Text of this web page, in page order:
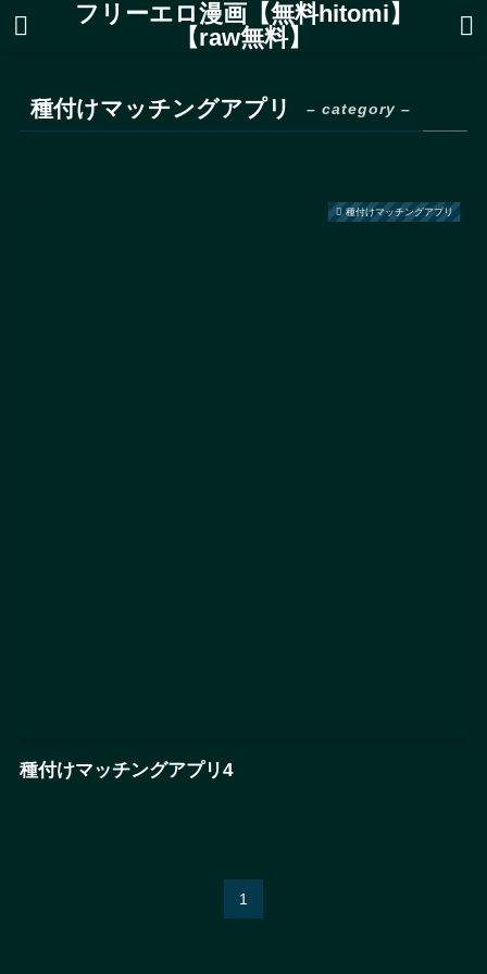
フリーエロ漫画【無料hitomi】
【raw無料】
種付けマッチングアプリ – category –
種付けマッチングアプリ
種付けマッチングアプリ4
1